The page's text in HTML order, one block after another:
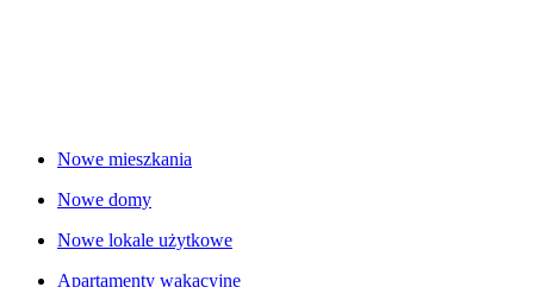
Nowe mieszkania
Nowe domy
Nowe lokale użytkowe
Apartamenty wakacyjne